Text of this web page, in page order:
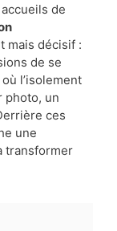
de
mais décisif :
de se
l’isolement
photo, un
ces
une
transformer